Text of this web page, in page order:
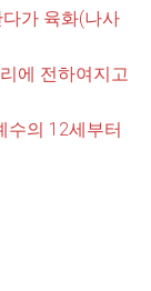
가 육화(나사
에 전하여지고
수의 12세부터